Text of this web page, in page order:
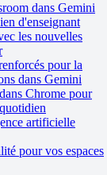
dans Gemini
d'enseignant
les nouvelles
pour la
dans Gemini
Chrome pour
artificielle
pour vos espaces